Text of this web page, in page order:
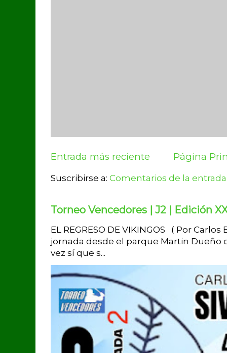
Entrada más reciente Página
Suscribirse a: Comentarios de la
Torneo Vencedores | J2 | Edición
EL REGRESO DE VIKINGOS ( Por
jornada desde el parque Martin Dueño
vez sí que s...